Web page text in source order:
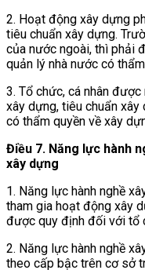
2. Hoạt động xây dựng
tiêu chuẩn xây dựng.
của nước ngoài, thì phải
quản lý nhà nước có
3. Tổ chức, cá nhân
xây dựng, tiêu chuẩn xây
có thẩm quyền về xây
Điều 7. Năng lực hành
xây dựng
1. Năng lực hành nghề
tham gia hoạt động xây
được quy định đối với tổ
2. Năng lực hành nghề
theo cấp bậc trên cơ sở